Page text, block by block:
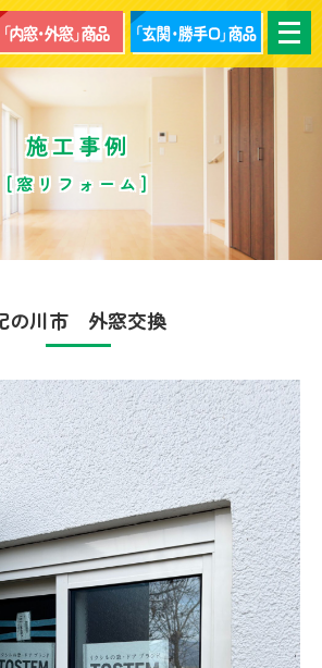
メ
ニ
ュ
ー
施工事例
[窓リフォーム]
の川市 外窓交換